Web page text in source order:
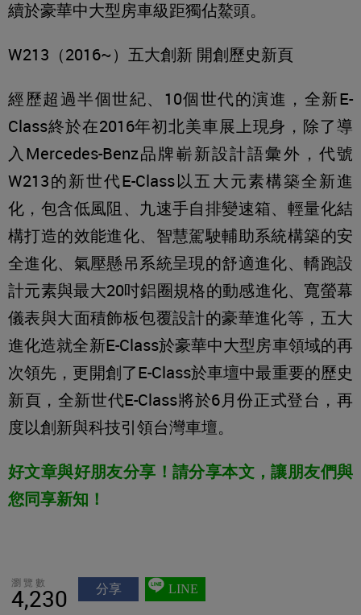
續於豪華中大型房車級距獨佔鰲頭。
W213（2016~）五大創新 開創歷史新頁
經歷超過半個世紀、10個世代的演進，全新E-
Class終於在2016年初北美車展上現身，除了導
入Mercedes-Benz品牌嶄新設計語彙外，代號
W213的新世代E-Class以五大元素構築全新進
化，包含低風阻、九速手自排變速箱、輕量化結
構打造的效能進化、智慧駕駛輔助系統構築的安
全進化、氣壓懸吊系統呈現的舒適進化、轎跑設
計元素與最大20吋鋁圈規格的動感進化、寬螢幕
儀表與大面積飾板包覆設計的豪華進化等，五大
進化造就全新E-Class於豪華中大型房車領域的再
次領先，更開創了E-Class於車壇中最重要的歷史
新頁，全新世代E-Class將於6月份正式登台，再
度以創新與科技引領台灣車壇。
好文章與好朋友分享！請分享本文，讓朋友們與
您同享新知！
瀏覽數
4,230 分享 LINE